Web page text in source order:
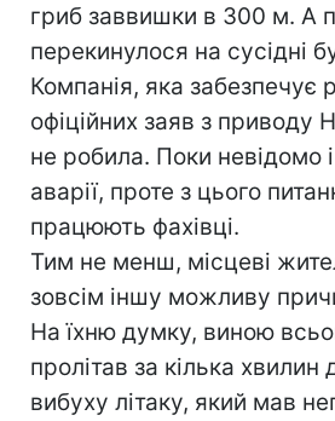
гриб заввишки в 300 м. А
перекинулося на сусідні
Компанія, яка забезпечує
офіційних заяв з
не робила. Поки невідомо
аварії, проте з цього
працюють фахівці.
Тим не менш, місцеві
зовсім іншу можливу
На їхню думку, виною
пролітав за кілька
вибуху літаку, який мав